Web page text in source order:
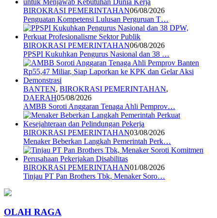
BIROKRASI PEMERINTAHAN06/08/2026
Penguatan Kompetensi Lulusan Perguruan T…
BIROKRASI PEMERINTAHAN06/08/2026
PPSPI Kukuhkan Pengurus Nasional dan 38 …
BANTEN, BIROKRASI PEMERINTAHAN,
DAERAH05/08/2026
AMBB Soroti Anggaran Tenaga Ahli Pemprov…
BIROKRASI PEMERINTAHAN03/08/2026
Menaker Beberkan Langkah Pemerintah Perk…
BIROKRASI PEMERINTAHAN01/08/2026
Tinjau PT Pan Brothers Tbk, Menaker Soro…
OLAH RAGA